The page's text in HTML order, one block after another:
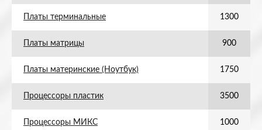
Платы терминальные 1300
Платы матрицы 900
Платы материнские (Ноутбук) 1750
Процессоры пластик 3500
Процессоры МИКС 1000